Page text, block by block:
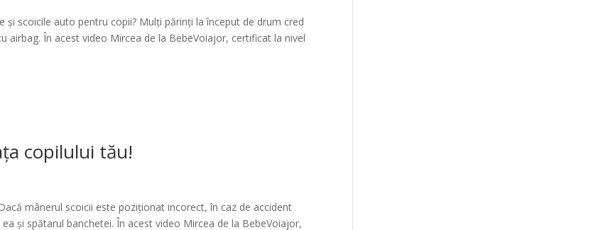
și scoicile auto pentru copii? Mulți părinți la început de drum cred
airbag. În acest video Mircea de la BebeVoiajor, certificat la nivel
copilului tău!
mânerul scoicii este poziționat incorect, în caz de accident
și spătarul banchetei. În acest video Mircea de la BebeVoiajor,